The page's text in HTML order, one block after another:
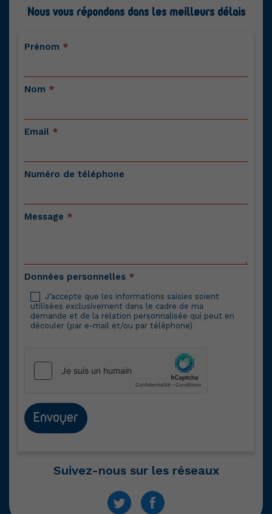
Nous vous répondons dans les meilleurs délais
Contactez-
Prénom *
Nom *
Email *
Numéro de téléphone
Message *
Données personnelles *
J’accepte que les informations saisies soient
utilisées exclusivement dans le cadre de ma
demande et de la relation personnalisée qui peut en
découler (par e-mail et/ou par téléphone)
Envoyer
Suivez-nous sur les réseaux